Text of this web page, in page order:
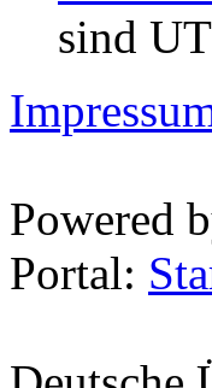
sind
Powered
Portal: